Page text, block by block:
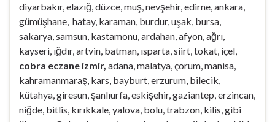
diyarbakır, elazığ, düzce, muş, nevşehir, edirne, ankara,
gümüşhane, hatay, karaman, burdur, uşak, bursa,
sakarya, samsun, kastamonu, ardahan, afyon, ağrı,
kayseri, ığdır, artvin, batman, ısparta, siirt, tokat, içel,
cobra eczane izmir, adana, malatya, çorum, manisa,
kahramanmaraş, kars, bayburt, erzurum, bilecik,
kütahya, giresun, şanlıurfa, eskişehir, gaziantep, erzincan,
niğde, bitlis, kırıkkale, yalova, bolu, trabzon, kilis, gibi